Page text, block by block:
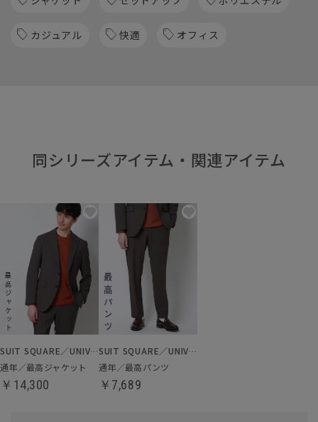
カジュアル 快適 オフィス
同シリーズアイテム・関連アイテム
SUIT SQUARE／UNIVERSAL LANGUAGE
通年／最高ジャケット
￥14,300
SUIT SQUARE／UNIVERSAL LANGUAGE
通年／最高パンツ
￥7,689